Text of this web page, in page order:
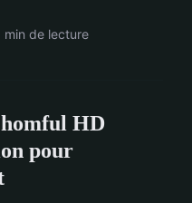
min de lecture
HD
pour